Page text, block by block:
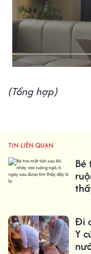
(Tổng hợp)
TIN LIÊN QUAN
Bé
Đi
Y